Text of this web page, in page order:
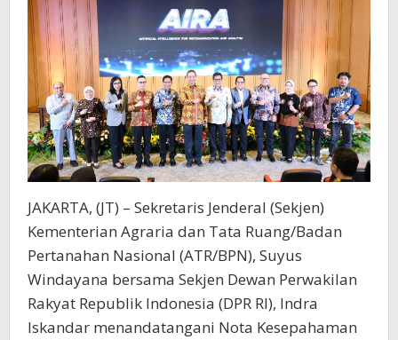
JAKARTA, (JT) – Sekretaris Jenderal (Sekjen)
Kementerian Agraria dan Tata Ruang/Badan
Pertanahan Nasional (ATR/BPN), Suyus
Windayana bersama Sekjen Dewan Perwakilan
Rakyat Republik Indonesia (DPR RI), Indra
Iskandar menandatangani Nota Kesepahaman